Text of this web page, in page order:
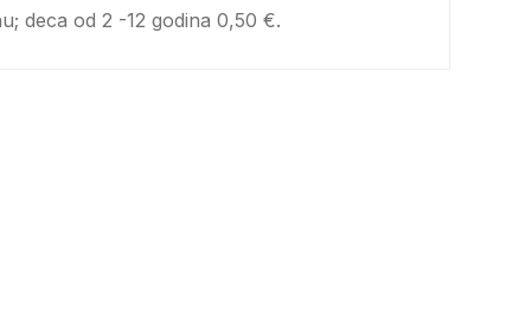
deca od 2 -12 godina 0,50 €.